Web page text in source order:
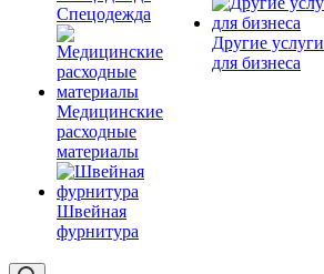
Спецодежда
Медицинские
расходные
материалы
Швейная
фурнитура
Другие услуги
для бизнеса